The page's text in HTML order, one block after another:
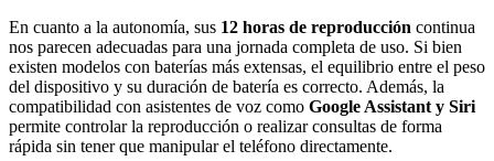
En cuanto a la autonomía, sus 12 horas de reproducción continua
nos parecen adecuadas para una jornada completa de uso. Si bien
existen modelos con baterías más extensas, el equilibrio entre el peso
del dispositivo y su duración de batería es correcto. Además, la
compatibilidad con asistentes de voz como Google Assistant y Siri
permite controlar la reproducción o realizar consultas de forma
rápida sin tener que manipular el teléfono directamente.